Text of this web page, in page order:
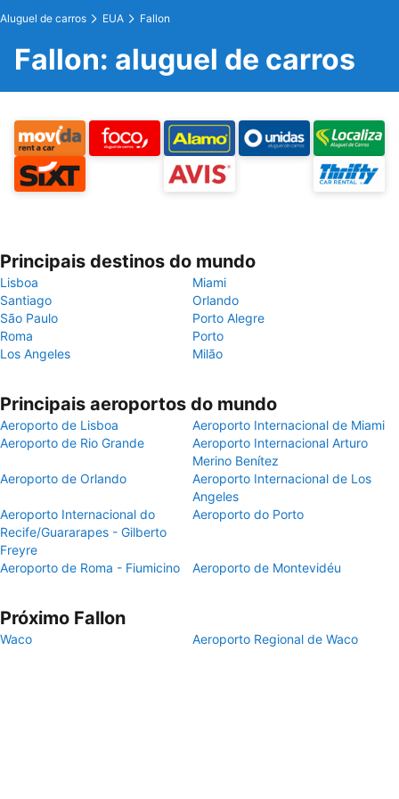
Aluguel de carros EUA Fallon
Fallon: aluguel de carros
Principais destinos do mundo
Lisboa
Miami
Santiago
Orlando
São Paulo
Porto Alegre
Roma
Porto
Los Angeles
Milão
Principais aeroportos do mundo
Aeroporto de Lisboa
Aeroporto Internacional de Miami
Aeroporto de Rio Grande
Aeroporto Internacional Arturo
Merino Benítez
Aeroporto de Orlando
Aeroporto Internacional de Los
Angeles
Aeroporto Internacional do
Recife/Guararapes - Gilberto
Freyre
Aeroporto do Porto
Aeroporto de Roma - Fiumicino Aeroporto de Montevidéu
Próximo Fallon
Waco Aeroporto Regional de Waco